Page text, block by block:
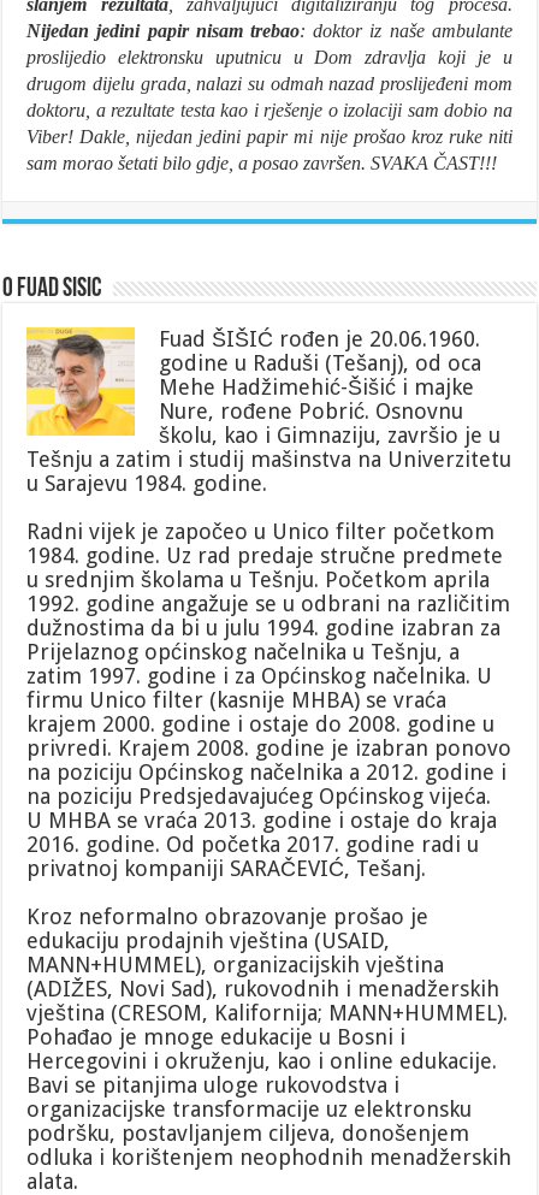
Nijedan jedini papir nisam trebao: doktor iz naše ambulante
proslijedio elektronsku uputnicu u Dom zdravlja koji je u
drugom dijelu grada, nalazi su odmah nazad proslijeđeni mom
doktoru, a rezultate testa kao i rješenje o izolaciji sam dobio na
Viber! Dakle, nijedan jedini papir mi nije prošao kroz ruke niti
sam morao šetati bilo gdje, a posao završen. SVAKA ČAST!!!
O Fuad Sisic
Fuad ŠIŠIĆ rođen je 20.06.1960.
godine u Raduši (Tešanj), od oca
Mehe Hadžimehić-Šišić i majke
Nure, rođene Pobrić. Osnovnu
školu, kao i Gimnaziju, završio je u
Tešnju a zatim i studij mašinstva na Univerzitetu
u Sarajevu 1984. godine.
Radni vijek je započeo u Unico filter početkom
1984. godine. Uz rad predaje stručne predmete
u srednjim školama u Tešnju. Početkom aprila
1992. godine angažuje se u odbrani na različitim
dužnostima da bi u julu 1994. godine izabran za
Prijelaznog općinskog načelnika u Tešnju, a
zatim 1997. godine i za Općinskog načelnika. U
firmu Unico filter (kasnije MHBA) se vraća
krajem 2000. godine i ostaje do 2008. godine u
privredi. Krajem 2008. godine je izabran ponovo
na poziciju Općinskog načelnika a 2012. godine i
na poziciju Predsjedavajućeg Općinskog vijeća.
U MHBA se vraća 2013. godine i ostaje do kraja
2016. godine. Od početka 2017. godine radi u
privatnoj kompaniji SARAČEVIĆ, Tešanj.
Kroz neformalno obrazovanje prošao je
edukaciju prodajnih vještina (USAID,
MANN+HUMMEL), organizacijskih vještina
(ADIŽES, Novi Sad), rukovodnih i menadžerskih
vještina (CRESOM, Kalifornija; MANN+HUMMEL).
Pohađao je mnoge edukacije u Bosni i
Hercegovini i okruženju, kao i online edukacije.
Bavi se pitanjima uloge rukovodstva i
organizacijske transformacije uz elektronsku
podršku, postavljanjem ciljeva, donošenjem
odluka i korištenjem neophodnih menadžerskih
alata.